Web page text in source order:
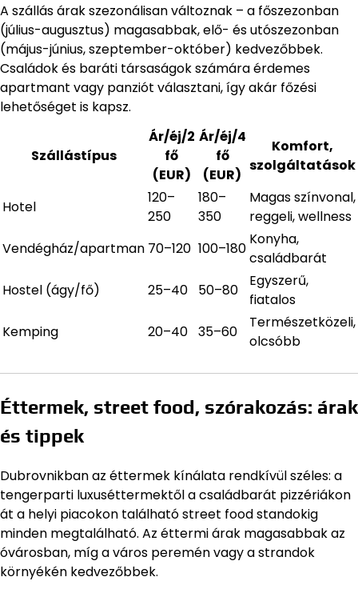
A szállás árak szezonálisan változnak – a főszezonban
(július-augusztus) magasabbak, elő- és utószezonban
(május-június, szeptember-október) kedvezőbbek.
Családok és baráti társaságok számára érdemes
apartmant vagy panziót választani, így akár főzési
lehetőséget is kapsz.
Szállástípus
Ár/éj/2
fő
(EUR)
Ár/éj/4
fő
(EUR)
Komfort,
szolgáltatások
Hotel
120–
250
180–
350
Magas színvonal,
reggeli, wellness
Vendégház/apartman 70–120 100–180
Konyha,
családbarát
Hostel (ágy/fő)
25–40 50–80
Egyszerű,
fiatalos
Kemping
20–40 35–60
Természetközeli,
olcsóbb
Éttermek, street food, szórakozás: árak
és tippek
Dubrovnikban az éttermek kínálata rendkívül széles: a
tengerparti luxuséttermektől a családbarát pizzériákon
át a helyi piacokon található street food standokig
minden megtalálható. Az éttermi árak magasabbak az
óvárosban, míg a város peremén vagy a strandok
környékén kedvezőbbek.